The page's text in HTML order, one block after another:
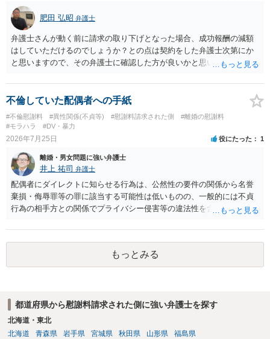
は120万円のみ和解交渉を続けるべきでしょうか。 ⇒ご相談者様の認
識を前提にすれば、１００万円も含めて返済する必要はないと考えら
れるため、 120万円のみについて交渉を続けることがベターかと存じ
ます。
肥田 弘昭 弁護士
弁護士さんが動く前に請求の取り下げとなった場合、成功報酬の減額
はしていただけるのでしょうか？との点は契約をした弁護士次第にか
と思いますので、その弁護士に確認した方が良いかと思います。ご参
不倫していた配偶者への手紙
#不倫慰謝料 #異性関係(不貞等) #慰謝料請求された側
#離婚の慰謝料
#モラハラ
#DV・暴力
2026年7月25日 役にたった 1
離婚・男女問題に強い弁護士
井上 祐司 弁護士
配偶者にダイレクトに知らせる行為は、公然性の要件の関係から名誉
棄損・侮辱罪等の罪に該当する可能性は低いものの、一般的には不貞
行為の相手方との関係でプライバシー侵害等の違法性を含む行為で
ため、弁護士としては推奨しないことが一般的かと思います。
もっとみる
都道府県から慰謝料請求された側に強い弁護士を探す
北海道・東北
北海道
青森県 岩手県 宮城県 秋田県 山形県 福島県